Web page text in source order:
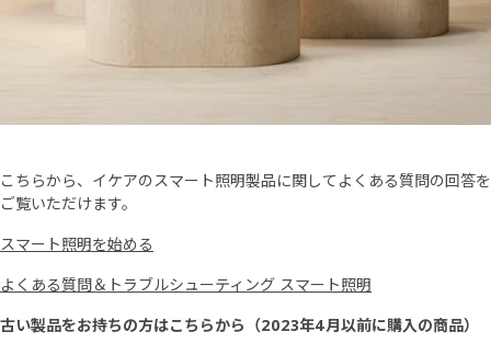
こちらから、イケアのスマート照明製品に関してよくある質問の回答を
ご覧いただけます。
スマート照明を始める
よくある質問＆トラブルシューティング スマート照明
古い製品をお持ちの方はこちらから（2023年4月以前に購入の商品）